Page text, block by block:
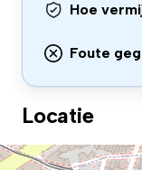
Hoe
Foute
Locatie